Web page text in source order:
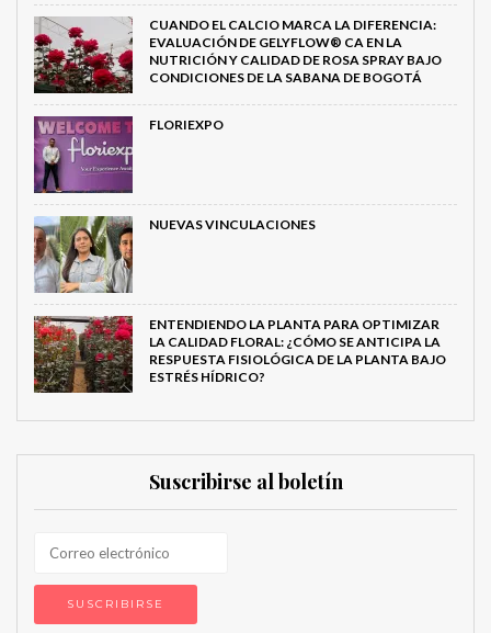
CUANDO EL CALCIO MARCA LA DIFERENCIA:
EVALUACIÓN DE GELYFLOW® CA EN LA
NUTRICIÓN Y CALIDAD DE ROSA SPRAY BAJO
CONDICIONES DE LA SABANA DE BOGOTÁ
FLORIEXPO
NUEVAS VINCULACIONES
ENTENDIENDO LA PLANTA PARA OPTIMIZAR
LA CALIDAD FLORAL: ¿CÓMO SE ANTICIPA LA
RESPUESTA FISIOLÓGICA DE LA PLANTA BAJO
ESTRÉS HÍDRICO?
Suscribirse al boletín